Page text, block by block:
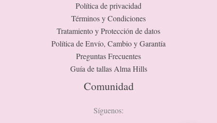
Política de privacidad
Términos y Condiciones
Tratamiento y Protección de datos
Política de Envío, Cambio y Garantía
Preguntas Frecuentes
Guía de tallas Alma Hills
Comunidad
Síguenos: